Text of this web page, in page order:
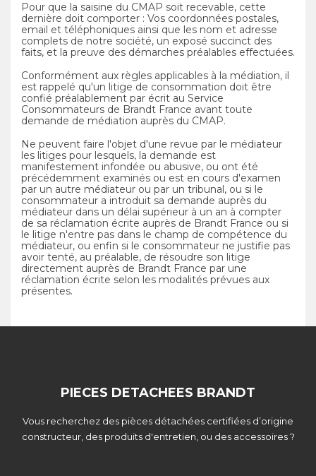
Pour que la saisine du CMAP soit recevable, cette
dernière doit comporter : Vos coordonnées postales,
email et téléphoniques ainsi que les nom et adresse
complets de notre société, un exposé succinct des
faits, et la preuve des démarches préalables effectuées.
Conformément aux règles applicables à la médiation, il
est rappelé qu'un litige de consommation doit être
confié préalablement par écrit au Service
Consommateurs de Brandt France avant toute
demande de médiation auprès du CMAP.
Ne peuvent faire l'objet d'une revue par le médiateur
les litiges pour lesquels, la demande est
manifestement infondée ou abusive, ou ont été
précédemment examinés ou est en cours d'examen
par un autre médiateur ou par un tribunal, ou si le
consommateur a introduit sa demande auprès du
médiateur dans un délai supérieur à un an à compter
de sa réclamation écrite auprès de Brandt France ou si
le litige n'entre pas dans le champ de compétence du
médiateur, ou enfin si le consommateur ne justifie pas
avoir tenté, au préalable, de résoudre son litige
directement auprès de Brandt France par une
réclamation écrite selon les modalités prévues aux
présentes.
PIECES DETACHEES BRANDT
Vous recherchez des pièces détachées certifiées d’origine
constructeur, des produits d'entretien, ou des accessoires ?